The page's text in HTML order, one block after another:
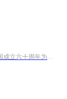
《老同学》这部长篇小说，以新中国成立六十周年为背景，以老同学怀旧为基本节调，在浓浓的怀旧氛围中，描述了不同时期老同学的人生追求以及人物命运的变化。阚炜这位国内投创界的跷楚，阔别多年回到少年时期学习、生活的白城，力行投资创业，支持白城的改...